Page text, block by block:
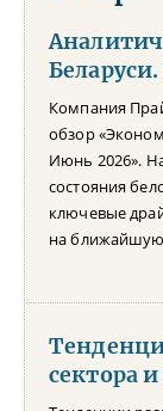
Компания
обзор
Июнь 2026».
состояния
ключевые
на ближайшую
сектора